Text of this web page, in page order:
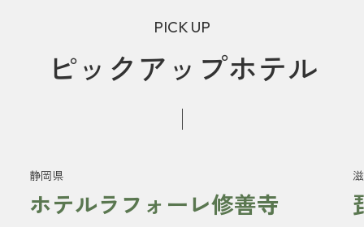
PICK UP
ピックアップホテル
静岡県
ホテルラフォーレ修善寺